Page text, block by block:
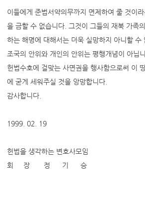
이들에게 준법서약의무까지 면제하여 줄 것이
을 금할 수 없습니다. 그것이 그들의 재북 가족
하는 해명에 대해서는 더욱 실망하지 아니할 수
조국의 안위와 개인의 안위는 평행개념이 아닙
헌법수호에 걸맞는 사면권을 행사함으로써 이
에 굳게 세워주실 것을 앙망합니다.
감사합니다.
1999. 02. 19
헌법을 생각하는 변호사모임
회 장 정 기 승